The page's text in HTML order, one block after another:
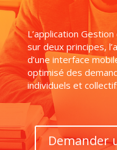
L’application
sur deux principes,
d’une interface
optimisé des
individuels et
Demander